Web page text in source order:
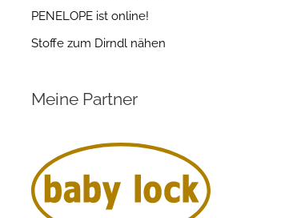
PENELOPE ist online!
Stoffe zum Dirndl nähen
Meine Partner